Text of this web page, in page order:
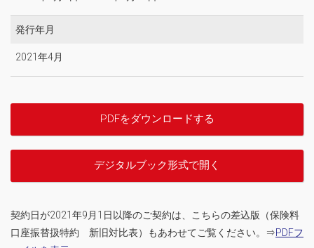
発行年月
2021年4月
PDFをダウンロードする
デジタルブック形式で開く
契約日が2021年9月1日以降のご契約は、こちらの差込版（保険料
口座振替扱特約 新旧対比表）もあわせてご覧ください。⇒PDFフ